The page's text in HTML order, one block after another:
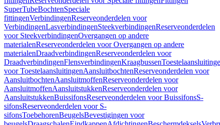
SuperTubeBochtenSpeciale
fittingenVerbindingenReserveonderdelen voor
VerbindingenLasverbindingenSteekverbindingenReserveonderdelen
voor SteekverbindingenOvergangen op andere
materialenReserveonderdelen voor Overgangen op andere
materialenDraadverbindingenReserveonderdelen voor
DraadverbindingenFlensverbindingenKraagbussen
voor ToestelaansluitingenAansluitbochtenReserveonderdelen voor
AansluitbochtenAansluitmoffenReserveonderdelen voor
AansluitmoffenAansluitstukkenReserveonderdelen voor
AansluitstukkenBuissifonsReserveonderdelen voor BuissifonsS-
sifonsReserveonderdelen voor S-
sifonsToebehorenBeugelsBevestigingen voor